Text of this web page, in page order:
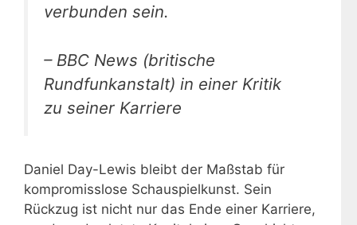
verbunden sein.
– BBC News (britische
Rundfunkanstalt) in einer Kritik
zu seiner Karriere
Daniel Day-Lewis bleibt der Maßstab für
kompromisslose Schauspielkunst. Sein
Rückzug ist nicht nur das Ende einer Karriere,